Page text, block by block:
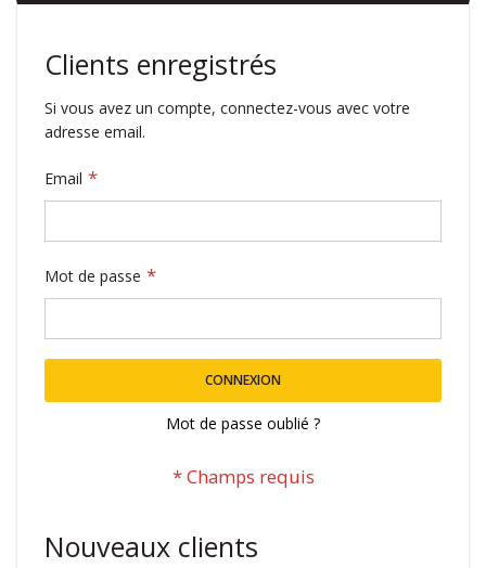
Clients enregistrés
Si vous avez un compte, connectez-vous avec votre
adresse email.
Email
Mot de passe
CONNEXION
Mot de passe oublié ?
Nouveaux clients